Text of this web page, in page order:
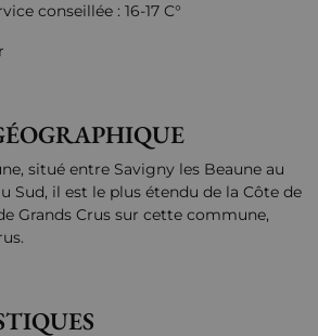
conseillée : 16-17 C°
situé entre Savigny les Beaune au
Sud, il est le plus étendu de la Côte de
Grands Crus sur cette commune,